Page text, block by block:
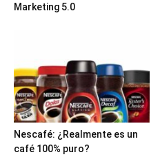
Marketing 5.0
Nescafé: ¿Realmente es un
café 100% puro?